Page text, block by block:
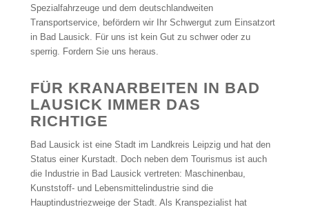
Spezialfahrzeuge und dem deutschlandweiten
Transportservice, befördern wir Ihr Schwergut zum Einsatzort
in Bad Lausick. Für uns ist kein Gut zu schwer oder zu
sperrig. Fordern Sie uns heraus.
FÜR KRANARBEITEN IN BAD
LAUSICK IMMER DAS
RICHTIGE
Bad Lausick ist eine Stadt im Landkreis Leipzig und hat den
Status einer Kurstadt. Doch neben dem Tourismus ist auch
die Industrie in Bad Lausick vertreten: Maschinenbau,
Kunststoff- und Lebensmittelindustrie sind die
Hauptindustriezweige der Stadt. Als Kranspezialist hat